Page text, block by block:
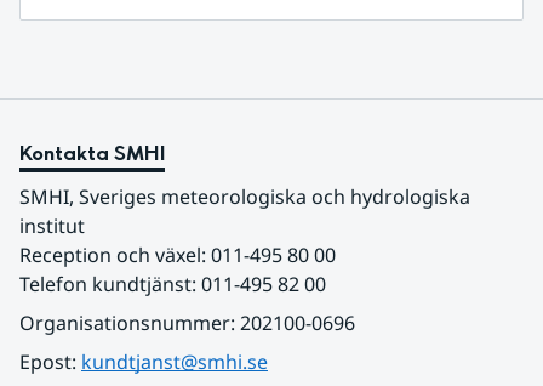
Kontakta SMHI
SMHI, Sveriges meteorologiska och hydrologiska
institut
Reception och växel: 011-495 80 00
Telefon kundtjänst: 011-495 82 00
Organisationsnummer: 202100-0696
Epost: kundtjanst@smhi.se